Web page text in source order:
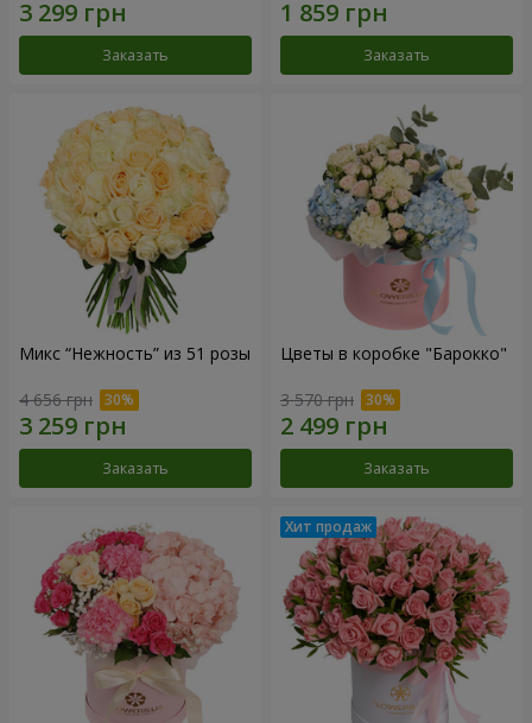
Заказать Заказать
Микс “Нежность” из 51 розы
4 656 грн
Заказать
Цветы в коробке "Барокко"
3 570 грн
Заказать